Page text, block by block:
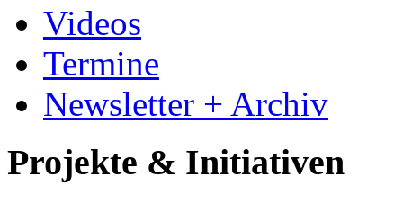
Videos
Termine
Newsletter + Archiv
Projekte & Initiativen